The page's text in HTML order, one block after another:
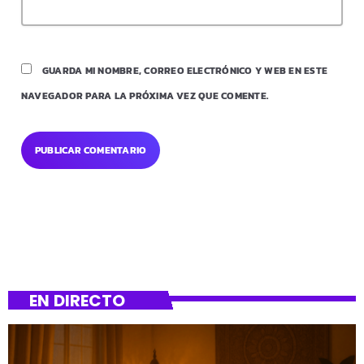
GUARDA MI NOMBRE, CORREO ELECTRÓNICO Y WEB EN ESTE
NAVEGADOR PARA LA PRÓXIMA VEZ QUE COMENTE.
EN DIRECTO